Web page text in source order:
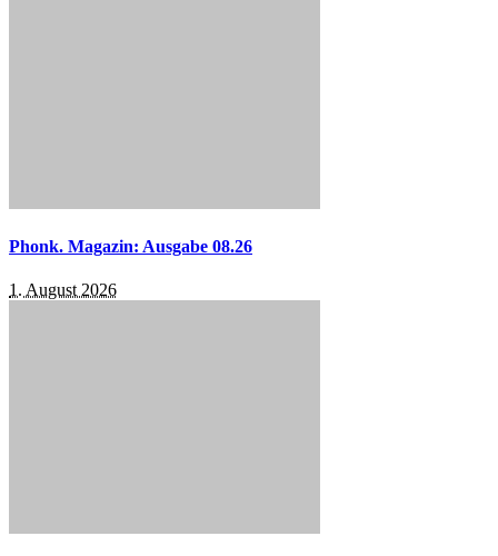
Phonk. Magazin: Ausgabe 08.26
1. August 2026